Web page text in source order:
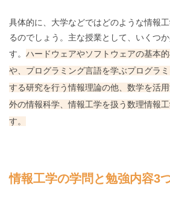
具体的に、大学などではどのような情報
るのでしょう。主な授業として、いくつ
す。 ハードウェアやソフトウェアの基本
や、プログラミング言語を学ぶプログラ
する研究を行う情報理論の他、数学を活
外の情報科学、情報工学を扱う数理情報
す。
情報工学の学問と勉強内容3